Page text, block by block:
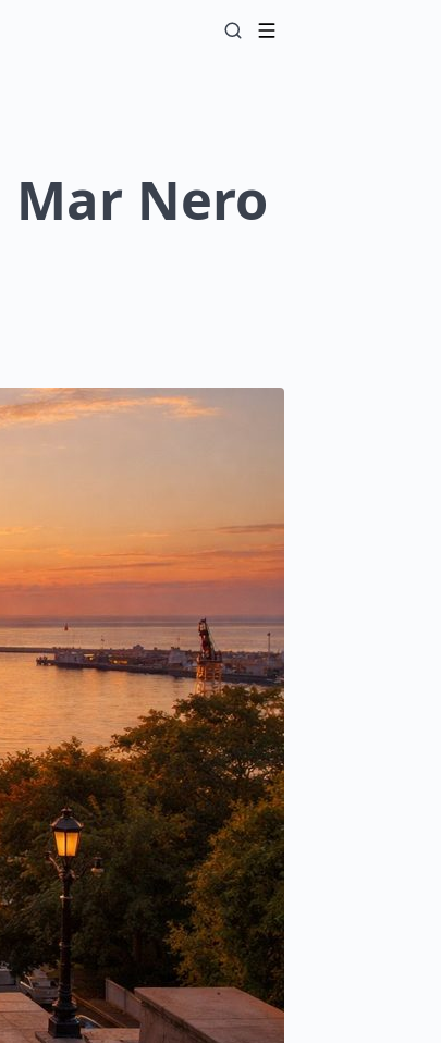
Mar Nero